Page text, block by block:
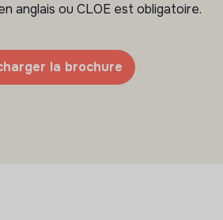
anglais ou CLOE est obligatoire.
la brochure